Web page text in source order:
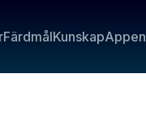
FärdmålKunskapAppen